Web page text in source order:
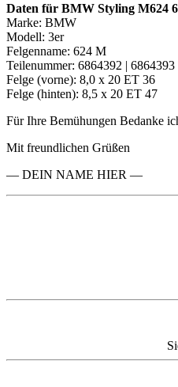
Daten für BMW Styling M624
Marke: BMW
Modell: 3er
Felgenname: 624 M
Teilenummer: 6864392 | 6864393
Felge (vorne): 8,0 x 20 ET 36
Felge (hinten): 8,5 x 20 ET 47
Für Ihre Bemühungen Bedanke
Mit freundlichen Grüßen
— DEIN NAME HIER —